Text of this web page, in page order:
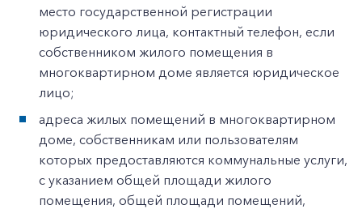
место государственной регистрации
юридического лица, контактный телефон, если
собственником жилого помещения в
многоквартирном доме является юридическое
лицо;
адреса жилых помещений в многоквартирном
доме, собственникам или пользователям
которых предоставляются коммунальные услуги,
с указанием общей площади жилого
помещения, общей площади помещений,